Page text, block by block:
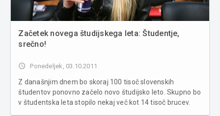
Začetek novega študijskega leta: Študentje,
srečno!
access_time Ponedeljek, 03.10.2011
Z današnjim dnem bo skoraj 100 tisoč slovenskih
študentov ponovno začelo novo študijsko leto. Skupno bo
v študentska leta stopilo nekaj več kot 14 tisoč brucev.